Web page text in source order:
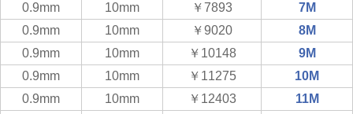
0.9mm
10mm ￥7893
7M
0.9mm
10mm ￥9020
8M
0.9mm
10mm ￥10148
9M
0.9mm
10mm ￥11275
10M
0.9mm
10mm ￥12403
11M